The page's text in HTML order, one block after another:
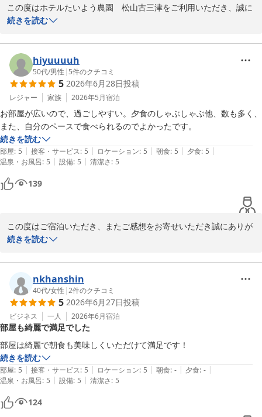
この度はホテルたいよう農園　松山古三津をご利用いただき、誠に
ありがとうございます。
夕食バイキングにつきまして、ご満足いただけたご様子を伺い、大
変嬉しく存じます。
また、朝食に関する貴重なご意見をいただき、誠にありがとうござ
います。朝食メニューへの「とろろ」の追加につきましては、お客
様からのご意見として今後の参考にさせていただきます。
またのご来館をスタッフ一同、心よりお待ち申し上げております。
ホテルたいよう農園古三津　フロントスタッフ一同
ホテルたいよう農園 松山古三津
2026-07-05
続きを読む
hiyuuuuh
50代/男性 | 5件のクチコミ
5 2026年6月28日投稿
レジャー 家族 2026年5月宿泊
お部屋が広いので、過ごしやすい。夕食のしゃぶしゃぶ他、数も多く、
また、自分のペースで食べられるのでよかったです。
続きを読む
部屋: 5 | 接客・サービス: 5 | ロケーション: 5 | 朝食: 5 | 夕食: 5 |
温泉・お風呂: 5 | 設備: 5 | 清潔さ: 5
139
この度はご宿泊いただき、またご感想をお寄せいただき誠にありが
とうございます。
しゃぶしゃぶをはじめ豊富なメニューをお楽しみいただけたとのお
言葉、大変うれしく拝読いたしました。
お客様のペースでゆっくりとお食事を楽しんでいただけたことも、
スタッフにとって励みになります。
今後も快適にお過ごしいただけるホテルを目指して努めてまいりま
すので、またのお越しを心よりお待ちしております。
ホテルたいよう農園古三津
フロントスタッフ一同
ホテルたいよう農園 松山古三津
続きを読む
nkhanshin
40代/女性 |2件のクチコミ
5 2026年6月27日投稿
ビジネス 一人 2026年6月宿泊
部屋も綺麗で満足でした
部屋は綺麗で朝食も美味しくいただけて満足です！
続きを読む
部屋: 5 | 接客・サービス: 5 | ロケーション: 5 | 朝食: - | 夕食: - |
温泉・お風呂: 5 | 設備: 5 | 清潔さ: 5
124